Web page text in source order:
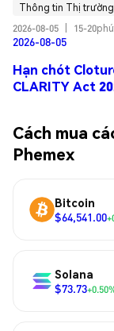
Thông tin Thị trường
2026-08-05
15-
2026-08-05
Hạn chót
CLARITY Act
Cách mua
Phemex
Bitcoin
$64,541.00
Solana
$73.73